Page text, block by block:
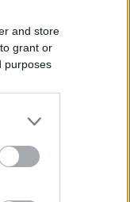
and store
grant or
purposes